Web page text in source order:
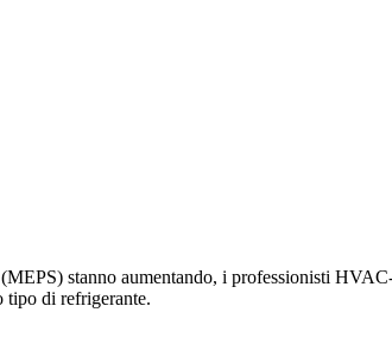
stanno aumentando, i professionisti
tipo di refrigerante.